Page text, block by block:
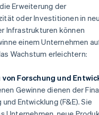
Erweiterung der
oder Investitionen in
Infrastrukturen können
einem Unternehmen
Wachstum erleichtern:
Forschung und
Gewinne dienen der
Entwicklung (F&E). Sie